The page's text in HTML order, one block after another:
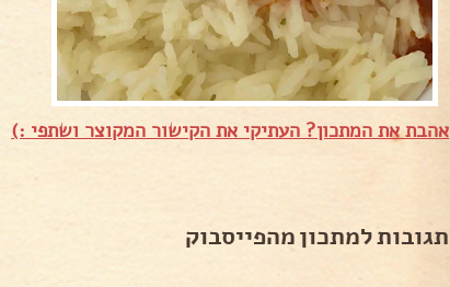
אהבת את המתכון? העתיקי את הקישור המקוצר ושתפי :)
תגובות למתכון מהפייסבוק